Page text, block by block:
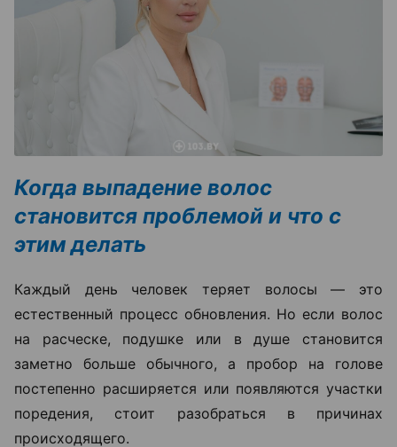
Когда выпадение волос
становится проблемой и что с
этим делать
Каждый день человек теряет волосы — это
естественный процесс обновления. Но если волос
на расческе, подушке или в душе становится
заметно больше обычного, а пробор на голове
постепенно расширяется или появляются участки
поредения, стоит разобраться в причинах
происходящего.